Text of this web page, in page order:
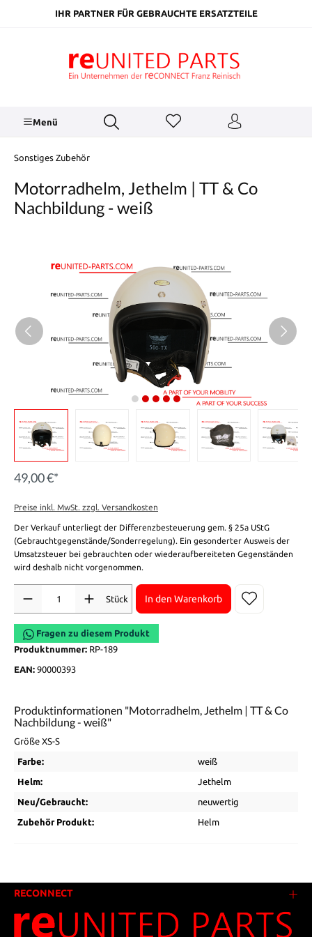
springenIHR PARTNER FÜR GEBRAUCHTE ERSATZTEILE
Menü
Sonstiges Zubehör
Motorradhelm, Jethelm | TT & Co
Nachbildung - weiß
49,00 €*
Preise inkl. MwSt. zzgl. Versandkosten
Der Verkauf unterliegt der Differenzbesteuerung gem. § 25a UStG
(Gebrauchtgegenstände/Sonderregelung). Ein gesonderter Ausweis der
Umsatzsteuer bei gebrauchten oder wiederaufbereiteten Gegenständen
wird deshalb nicht vorgenommen.
Stück
In den Warenkorb
Fragen zu diesem Produkt
Produktnummer: RP-189
EAN: 90000393
Produktinformationen "Motorradhelm, Jethelm | TT & Co
Nachbildung - weiß"
Größe XS-S
Farbe: weiß
Helm: Jethelm
Neu/Gebraucht: neuwertig
Zubehör Produkt: Helm
RECONNECT